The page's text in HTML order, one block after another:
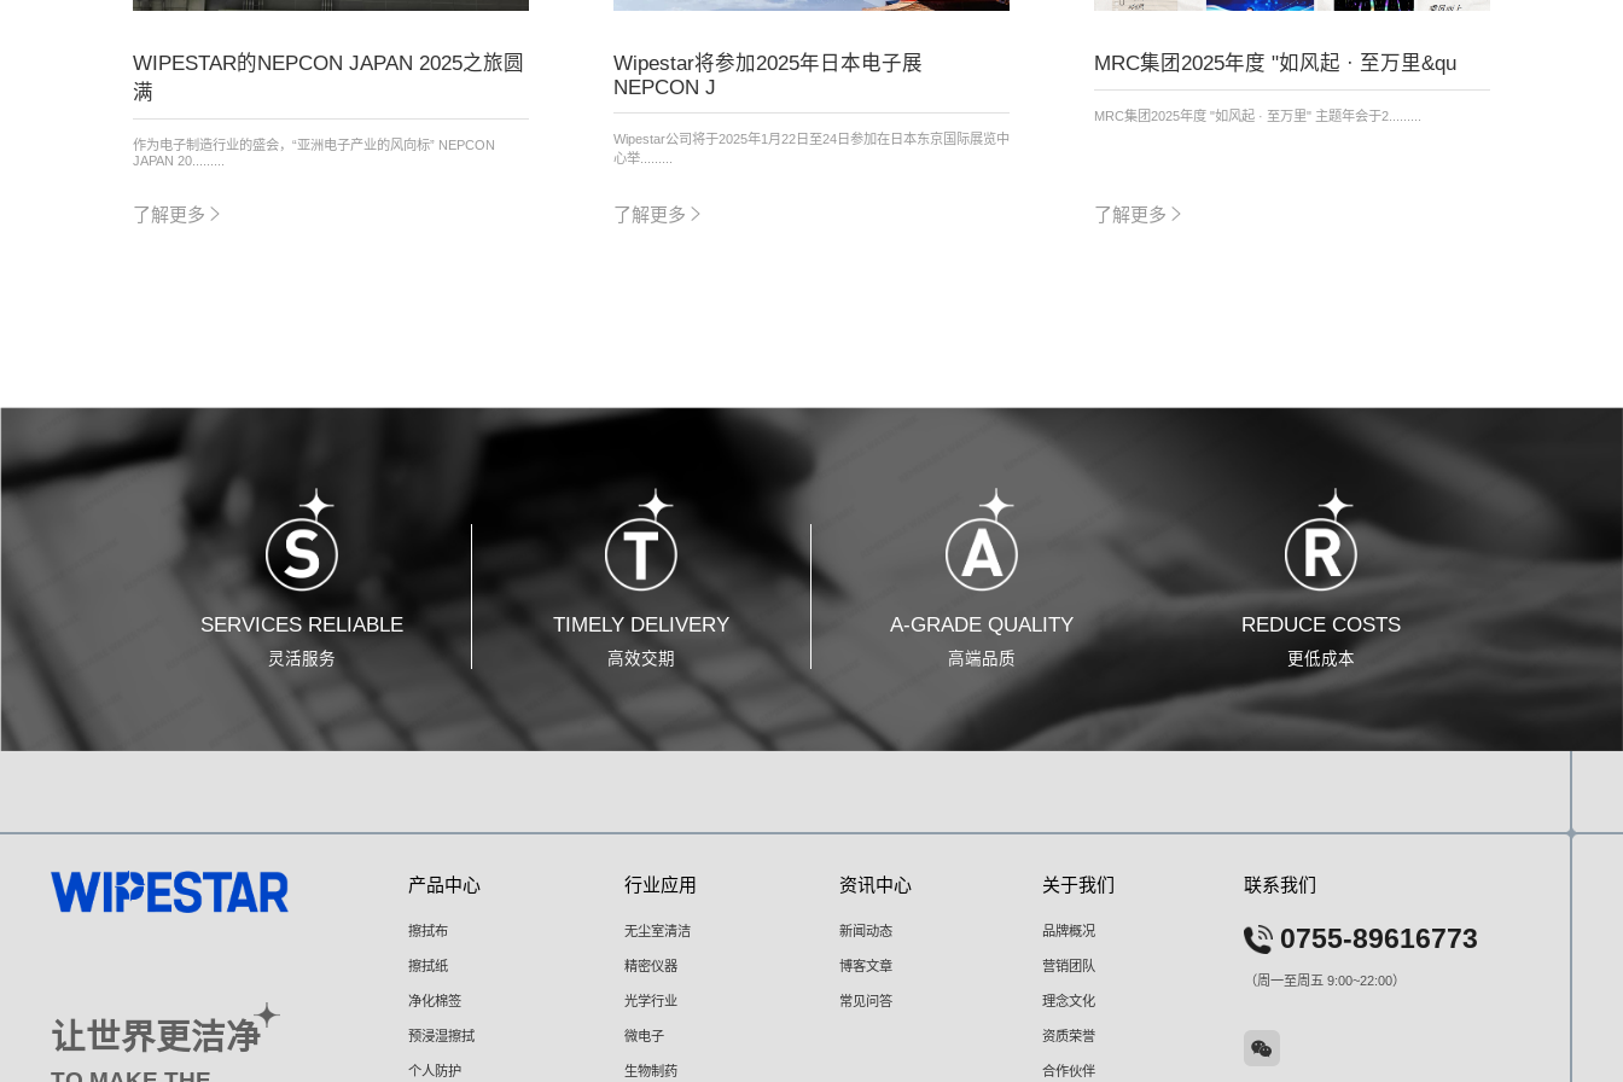
WIPESTAR的NEPCON JAPAN 2025之旅圆
满
作为电子制造行业的盛会，“亚洲电子产业的风向标” NEPCON
JAPAN 20.........
了解更多
Wipestar将参加2025年日本电子展
NEPCON J
Wipestar公司将于2025年1月22日至24日参加在日本东京国际展览中
心举.........
了解更多
MRC集团2025年度 "如风起 · 至万里&qu
MRC集团2025年度 "如风起 · 至万里" 主题年会于2.........
了解更多
SERVICES RELIABLE
灵活服务
TIMELY DELIVERY
高效交期
A-GRADE QUALITY
高端品质
REDUCE COSTS
更低成本
让世界更洁净
产品中心
擦拭布
擦拭纸
净化棉签
预浸湿擦拭
个人防护
行业应用
无尘室清洁
精密仪器
光学行业
微电子
生物制药
资讯中心
新闻动态
博客文章
常见问答
关于我们
品牌概况
营销团队
理念文化
资质荣誉
合作伙伴
联系我们
0755-89616773
（周一至周五 9:00~22:00）